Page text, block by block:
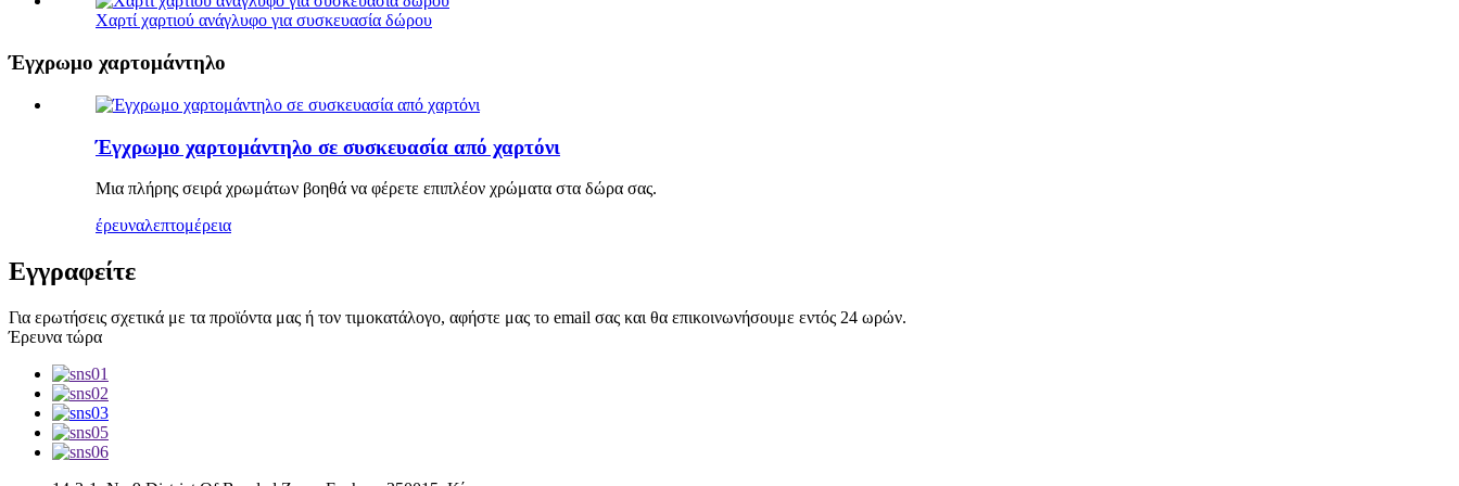
Χαρτί χαρτιού ανάγλυφο για συσκευασία δώρου
Έγχρωμο χαρτομάντηλο
Έγχρωμο χαρτομάντηλο σε συσκευασία από χαρτόνι
Μια πλήρης σειρά χρωμάτων βοηθά να φέρετε επιπλέον χρώματα στα δώρα σας.
έρευναλεπτομέρεια
Εγγραφείτε
Για ερωτήσεις σχετικά με τα προϊόντα μας ή τον τιμοκατάλογο, αφήστε μας το email σας και θα επικοινωνήσουμε εντός 24 ωρών.
Έρευνα τώρα